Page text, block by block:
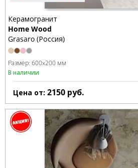
Керамогранит
Home Wood
Grasaro (Россия)
Размер: 600x200 мм
В наличии
Цена от: 2150 руб.